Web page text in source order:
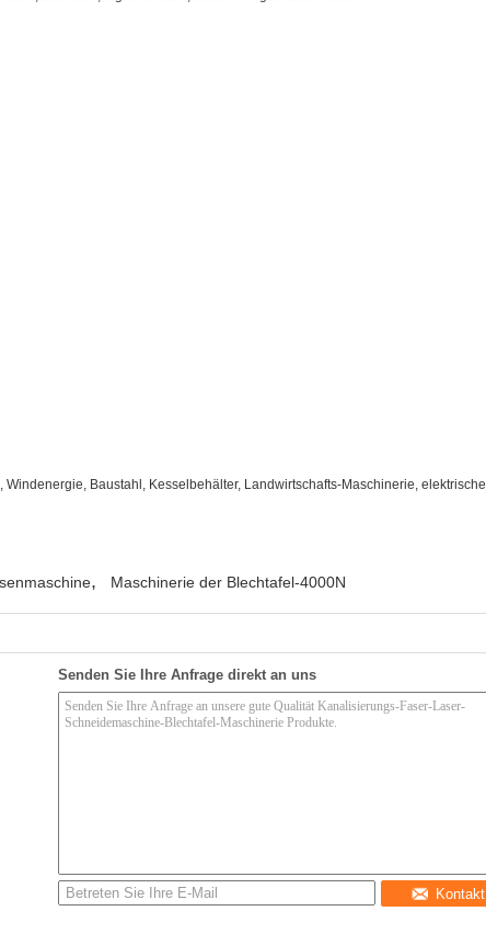
Baustahl, Kesselbehälter, Landwirtschafts-Maschinerie, elektrische
, Maschinerie der Blechtafel-4000N
Senden Sie Ihre Anfrage direkt an uns
Kontakt